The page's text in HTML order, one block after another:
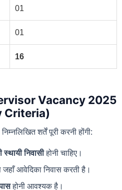
01
01
16
Vacancy 2025
Criteria)
शर्तें पूरी करनी होंगी:
स्थायी निवासीहोनी चाहिए।
आवेदिका निवास करती है।
होनी आवश्यक है।